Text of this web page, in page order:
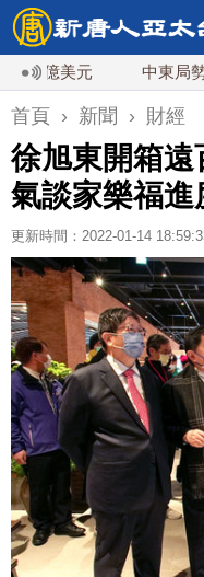
中東局勢動盪 土耳
首頁 › 新聞 › 財經
徐旭東開箱
氣談家樂福進
更新時間：2022-01-14